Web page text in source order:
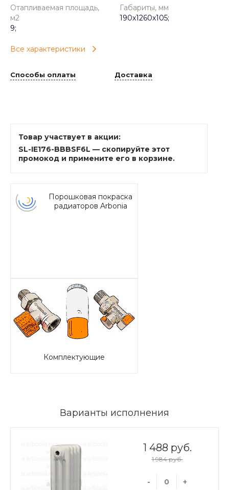
Отапливаемая площадь,
м2
9;
Габариты, мм
190x1260x105;
Все характеристики
Способы оплаты Доставка
Товар участвует в акции:
SL-IE176-BBBSF6L — скопируйте этот
промокод и примените его в корзине.
Порошковая покраска
радиаторов Arbonia
Комплектующие
Варианты исполнения
1 488 руб.
1 984 руб.
- +